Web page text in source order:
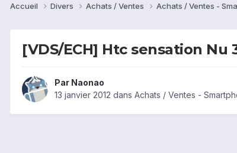
Accueil Divers Achats / Ventes Achats / Ventes -
[VDS/ECH] Htc sensation Nu
Par Naonao
13 janvier 2012 dans Achats / Ventes -